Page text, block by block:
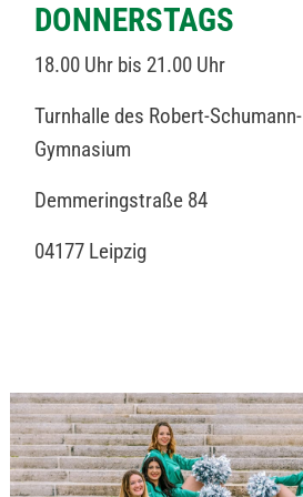
DONNERSTAGS
18.00 Uhr bis 21.00 Uhr
Turnhalle des Robert-Schumann-
Gymnasium
Demmeringstraße 84
04177 Leipzig